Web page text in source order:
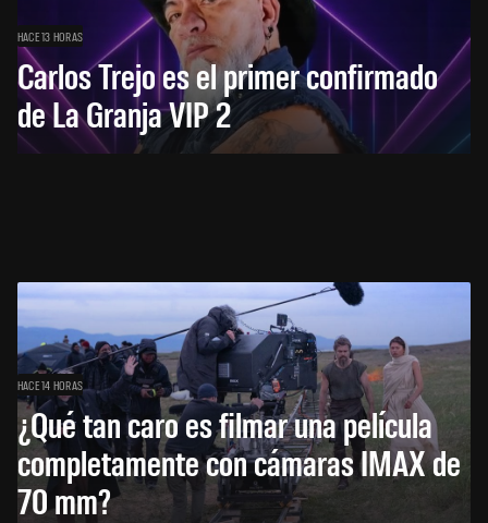
HACE 13 HORAS
Carlos Trejo es el primer confirmado
de La Granja VIP 2
HACE 14 HORAS
¿Qué tan caro es filmar una película
completamente con cámaras IMAX de
70 mm?